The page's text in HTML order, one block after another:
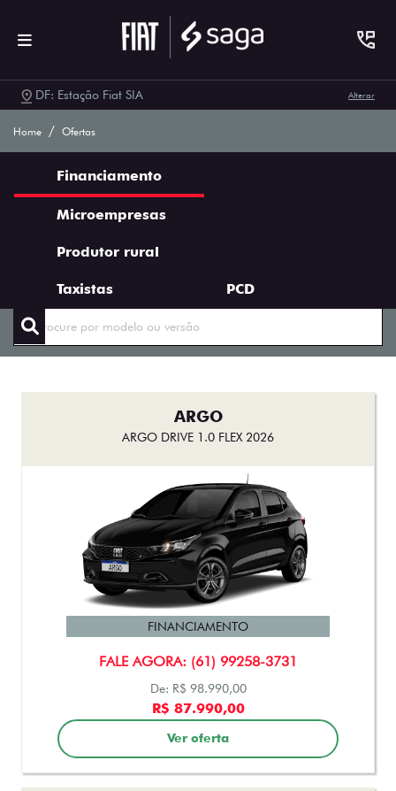
DF: Estação Fiat SIA Alterar
Home Ofertas
Financiamento
Microempresas
Produtor rural
Taxistas PCD
Ofertas Saga Fiat
ARGO
ARGO DRIVE 1.0 FLEX 2026
FALE AGORA: (61) 99258-3731
FINANCIAMENTO
De: R$ 98.990,00
R$ 87.990,00
Ver oferta